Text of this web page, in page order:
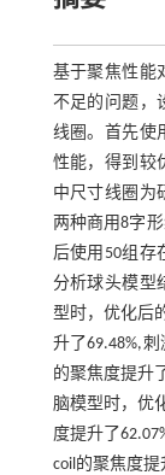
基于聚焦性能
不足的问题，
线圈。首先使
性能，得到较
中尺寸线圈为
两种商用8字
后使用50组存
分析球头模型
型时，优化后
升了69.48%,刺
的聚焦度提升
脑模型时，优
度提升了
coil的聚焦度提